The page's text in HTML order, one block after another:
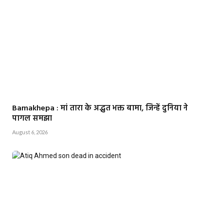
Bamakhepa : मां तारा के अद्भुत भक्त बामा, जिन्हें दुनिया ने
पागल समझा
August 6, 2026